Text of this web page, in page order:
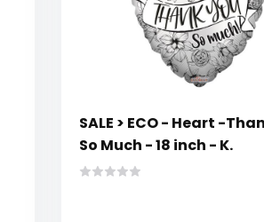
SALE > ECO - Heart -
So Much - 18 inch - K.